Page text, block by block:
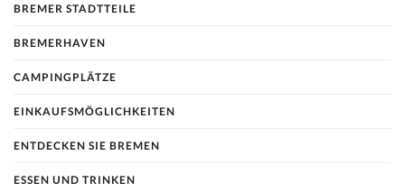
BREMER STADTTEILE
BREMERHAVEN
CAMPINGPLÄTZE
EINKAUFSMÖGLICHKEITEN
ENTDECKEN SIE BREMEN
ESSEN UND TRINKEN